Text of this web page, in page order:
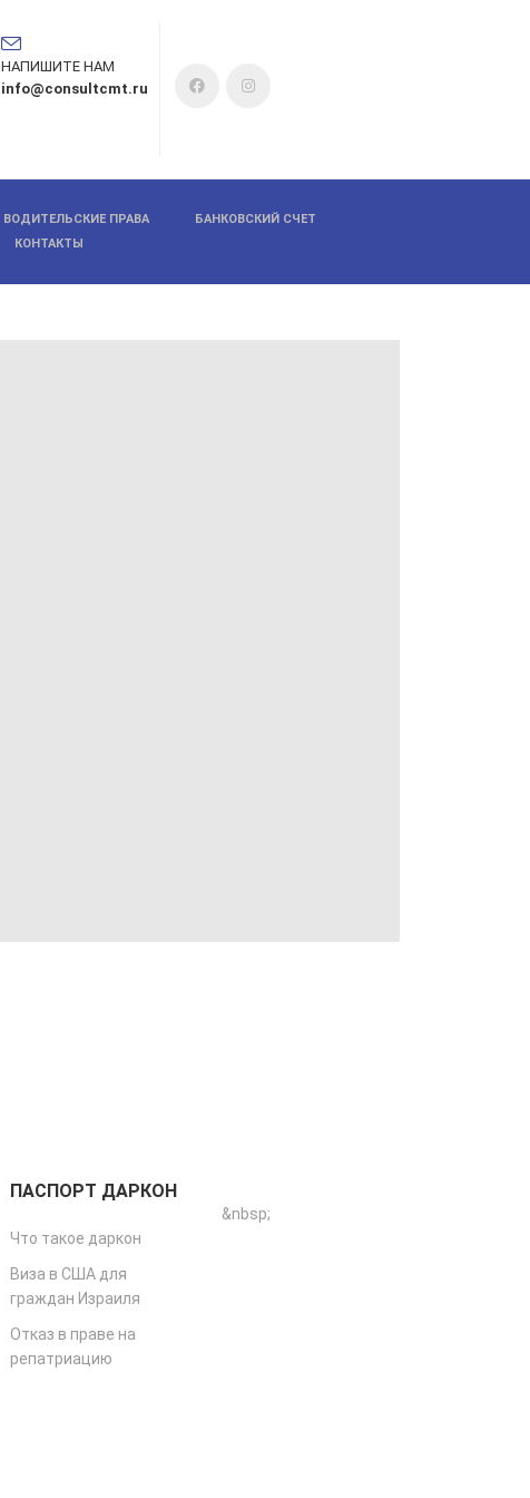
НАПИШИТЕ НАМ
info@consultcmt.ru
ВОДИТЕЛЬСКИЕ ПРАВА
БАНКОВСКИЙ СЧЕТ
КОНТАКТЫ
ПАСПОРТ ДАРКОН
Что такое даркон
Виза в США для
граждан Израиля
Отказ в праве на
репатриацию
&nbsp;